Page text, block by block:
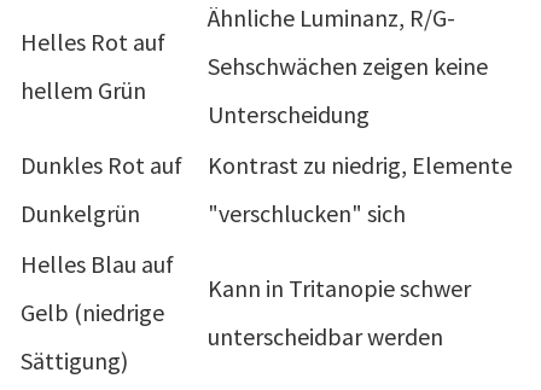
Helles Rot auf
hellem Grün
Ähnliche Luminanz, R/G-
Sehschwächen zeigen keine
Unterscheidung
Dunkles Rot auf
Dunkelgrün
Kontrast zu niedrig, Elemente
"verschlucken" sich
Helles Blau auf
Gelb (niedrige
Sättigung)
Kann in Tritanopie schwer
unterscheidbar werden